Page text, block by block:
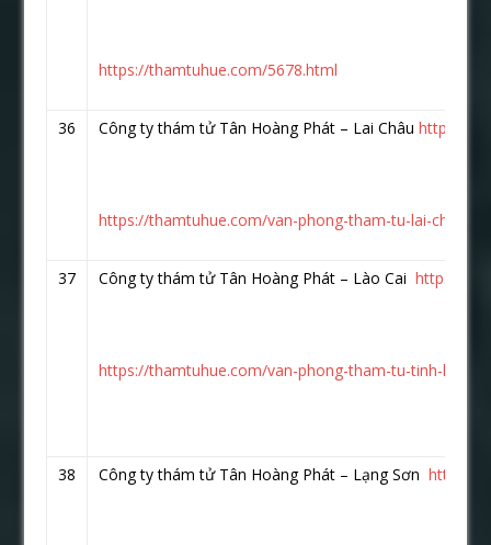
https://thamtuhue.com/5678.html
36 Công ty thám tử Tân Hoàng Phát – Lai Châuhttps://
https://thamtuhue.com/van-phong-tham-tu-lai-
37 Công ty thám tử Tân Hoàng Phát – Lào Caihttps://
https://thamtuhue.com/van-phong-tham-tu-tinh-lao-
38 Công ty thám tử Tân Hoàng Phát – Lạng Sơnhttps://